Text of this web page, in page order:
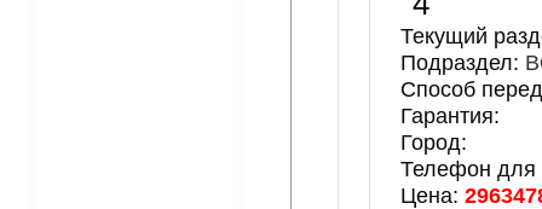
Текущий
Подраздел:
Способ
Гарантия:
Город:
Телефон для
Цена: